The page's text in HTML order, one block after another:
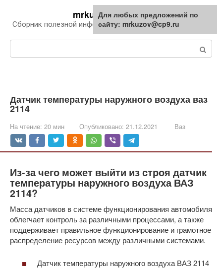
контенту
mrkuzov.ru
Сборник полезной информации про автомобили
Датчик температуры наружного воздуха ваз
2114
На чтение: 20 мин Опубликовано: 21.12.2021 Ваз
Из-за чего может выйти из строя датчик
температуры наружного воздуха ВАЗ
2114?
Масса датчиков в системе функционирования автомобиля
облегчает контроль за различными процессами, а также
поддерживает правильное функционирование и грамотное
распределение ресурсов между различными системами.
Датчик температуры наружного воздуха ВАЗ 2114
Для любых предложений по
сайту: mrkuzov@cp9.ru
Для любых предложений по
сайту: mrkuzov@cp9.ru